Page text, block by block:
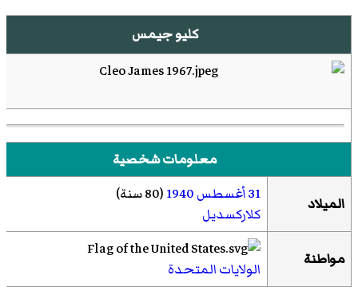
كليو جيمس
معلومات شخصية
الميلاد 31 أغسطس 1940(80 سنة)
كلاركسديل
مواطنة
الولايات المتحدة